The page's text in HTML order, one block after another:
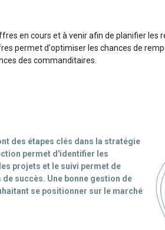
en cours et à venir afin de planifier les
permet d'optimiser les chances de
des commanditaires.
des étapes clés dans la stratégie
permet d'identifier les
projets et le suivi permet de
succès. Une bonne gestion de
se positionner sur le marché